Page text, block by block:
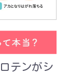
テンがシ